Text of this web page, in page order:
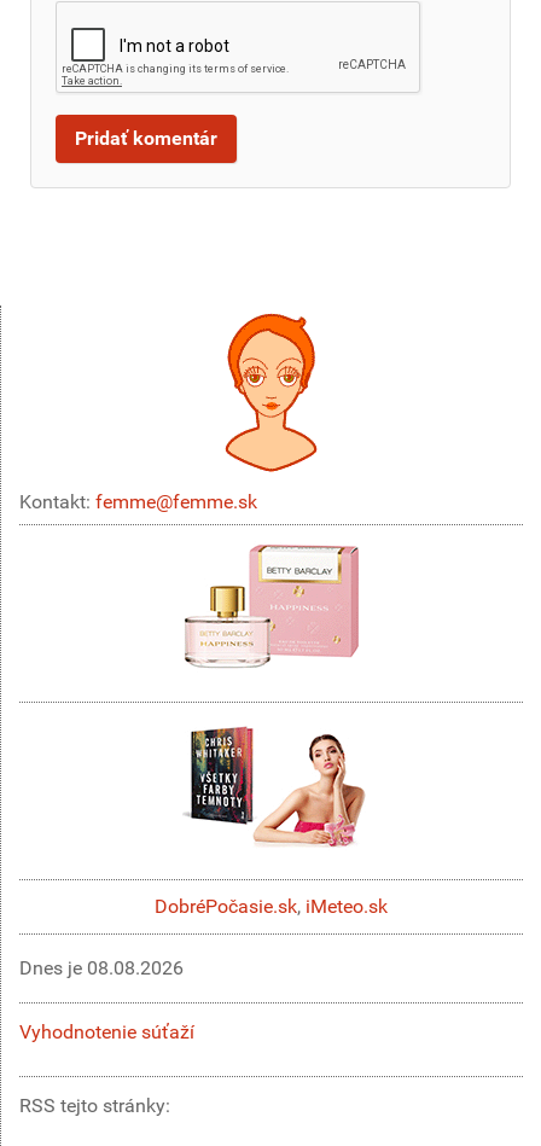
Kontakt: femme@femme.sk
DobréPočasie.sk, iMeteo.sk
Dnes je 08.08.2026
Vyhodnotenie súťaží
RSS tejto stránky: